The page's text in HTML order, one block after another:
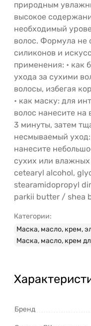
природным
высокое
необходимый
волос. Формула не
силиконов и
применения: • как
ухода за сухими
волосы, избегая
• как маску: для
волос нанесите на
3 минуты, затем
несмываемый
нанесите
сухих или
cetearyl alcohol,
stearamidopropyl
parkii butter / shea
Категории:
Маска, масло, крем,
Маска, масло, крем
Бренд